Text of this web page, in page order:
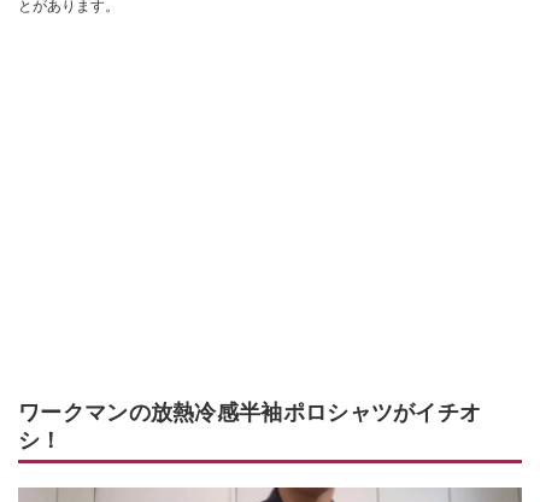
とがあります。
ワークマンの放熱冷感半袖ポロシャツがイチオ
シ！